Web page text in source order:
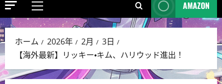
AMAZON
ホーム 2026年 2月
3日
【海外最新】リッキー・キム、ハリウッド進出！